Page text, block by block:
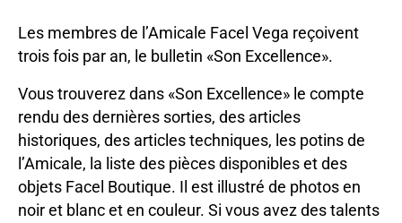
Les membres de l’Amicale Facel Vega reçoivent
trois fois par an, le bulletin «Son Excellence».
Vous trouverez dans «Son Excellence» le compte
rendu des dernières sorties, des articles
historiques, des articles techniques, les potins de
l’Amicale, la liste des pièces disponibles et des
objets Facel Boutique. Il est illustré de photos en
noir et blanc et en couleur. Si vous avez des talents